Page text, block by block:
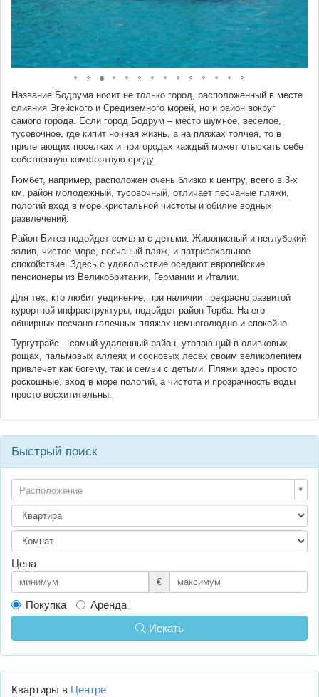
Название Бодрума носит не только город, расположенный в месте
слияния Эгейского и Средиземного морей, но и район вокруг
самого города. Если город Бодрум – место шумное, веселое,
тусовочное, где кипит ночная жизнь, а на пляжах толчея, то в
прилегающих поселках и пригородах каждый может отыскать себе
собственную комфортную среду.
Гюмбет, например, расположен очень близко к центру, всего в 3-х
км, район молодежный, тусовочный, отличает песчаные пляжи,
пологий вход в море кристальной чистоты и обилие водных
развлечений.
Район Битез подойдет семьям с детьми. Живописный и неглубокий
залив, чистое море, песчаный пляж, и патриархальное
спокойствие. Здесь с удовольствие оседают европейские
пенсионеры из Великобритании, Германии и Италии.
Для тех, кто любит уединение, при наличии прекрасно развитой
курортной инфраструктуры, подойдет район Торба. На его
обширных песчано-галечных пляжах немноголюдно и спокойно.
Тургутрайс – самый удаленный район, утопающий в оливковых
рощах, пальмовых аллеях и сосновых лесах своим великолепием
привлечет как богему, так и семьи с детьми. Пляжи здесь просто
роскошные, вход в море пологий, а чистота и прозрачность воды
просто восхитительны.
Быстрый поиск
Расположение
Цена
€
Покупка
Аренда
Искать
Квартиры в Центре